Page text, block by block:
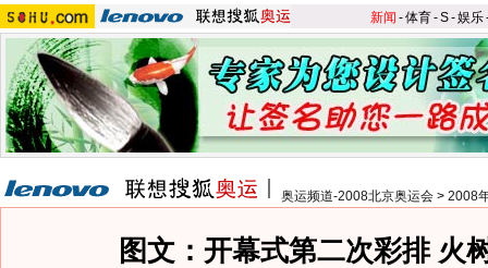
新闻 -体育-S-娱乐
奥运频道-2008北京奥运会 > 2008
图文：开幕式第二次彩排 火